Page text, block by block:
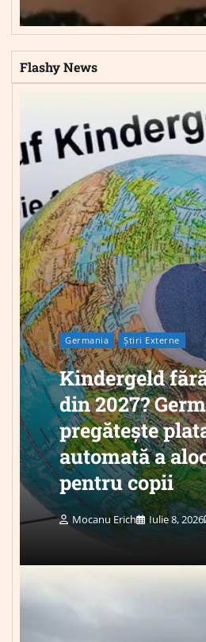
Flashy News
Germania Știri Externe
Kindergeld
din 2027?
pregătește
automată a
pentru copii
Mocanu Erich Iulie 8, 2026